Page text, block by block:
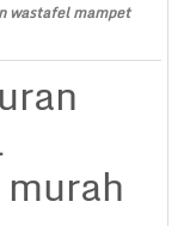
wastafel mampet